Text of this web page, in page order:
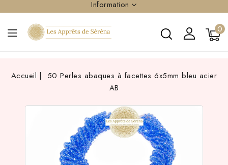
Information
0
Accueil
50 Perles abaques à facettes 6x5mm bleu acier
AB